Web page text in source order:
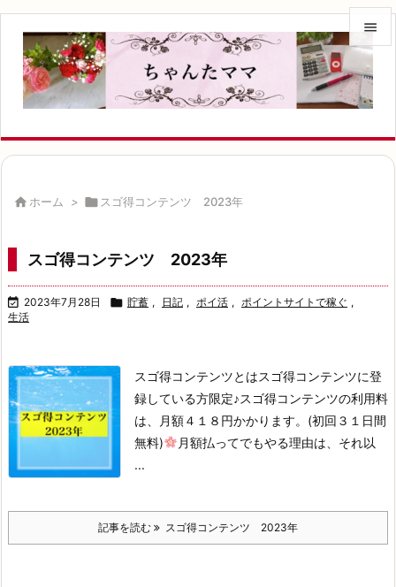


メニュ


 ホーム >  スゴ得コンテンツ 2023年
スゴ得コンテンツ 2023年
 2023年7月28日  貯蓄 , 日記 , ポイ活 , ポイントサイトで稼ぐ ,
生活
スゴ得コンテンツとはスゴ得コンテンツに登
録している方限定♪スゴ得コンテンツの利用料
は、
月額４１８円かかります。 (初回３１日間
無料)
月額払ってでもやる理由は、 それ以
...
記事を読む スゴ得コンテンツ 2023年